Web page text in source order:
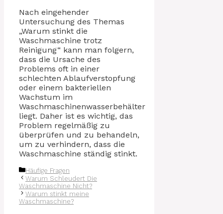
Nach eingehender
Untersuchung des Themas
„Warum stinkt die
Waschmaschine trotz
Reinigung“ kann man folgern,
dass die Ursache des
Problems oft in einer
schlechten Ablaufverstopfung
oder einem bakteriellen
Wachstum im
Waschmaschinenwasserbehälter
liegt. Daher ist es wichtig, das
Problem regelmäßig zu
überprüfen und zu behandeln,
um zu verhindern, dass die
Waschmaschine ständig stinkt.
Kategorien
Häufige Fragen
Warum Schleudert Die
Waschmaschine Nicht?
Warum stinkt meine
Waschmaschine?